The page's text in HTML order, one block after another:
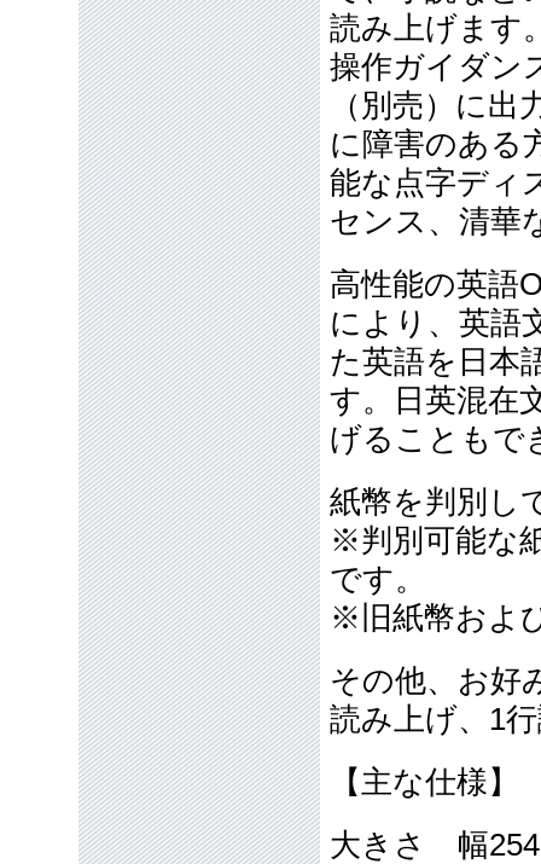
読み上げます
操作ガイダン
（別売）に
に障害のある
能な点字ディ
センス、清華
高性能の英語
により、英語
た英語を日本
す。日英混在
げることもで
紙幣を判別し
※判別可能な
です。
※旧紙幣およ
その他、お好
読み上げ、1
【主な仕様】
大きさ 幅